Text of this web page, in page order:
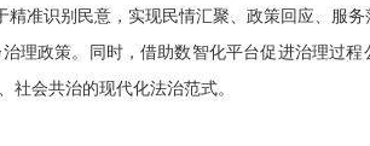
准识别民意，实现民情汇聚、政策回应、服
理政策。同时，借助数智化平台促进治理过程
会共治的现代化法治范式。